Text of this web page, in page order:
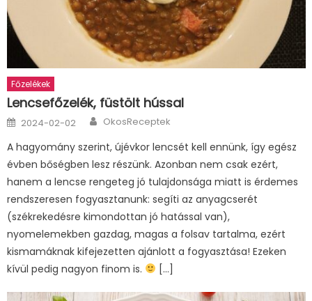
Főzelékek
Lencsefőzelék, füstölt hússal
Posted
on
2024-02-02 Author
OkosReceptek
A hagyomány szerint, újévkor lencsét kell ennünk, így egész
évben bőségben lesz részünk. Azonban nem csak ezért,
hanem a lencse rengeteg jó tulajdonsága miatt is érdemes
rendszeresen fogyasztanunk: segíti az anyagcserét
(székrekedésre kimondottan jó hatással van),
nyomelemekben gazdag, magas a folsav tartalma, ezért
kismamáknak kifejezetten ajánlott a fogyasztása! Ezeken
kívül pedig nagyon finom is.
[…]